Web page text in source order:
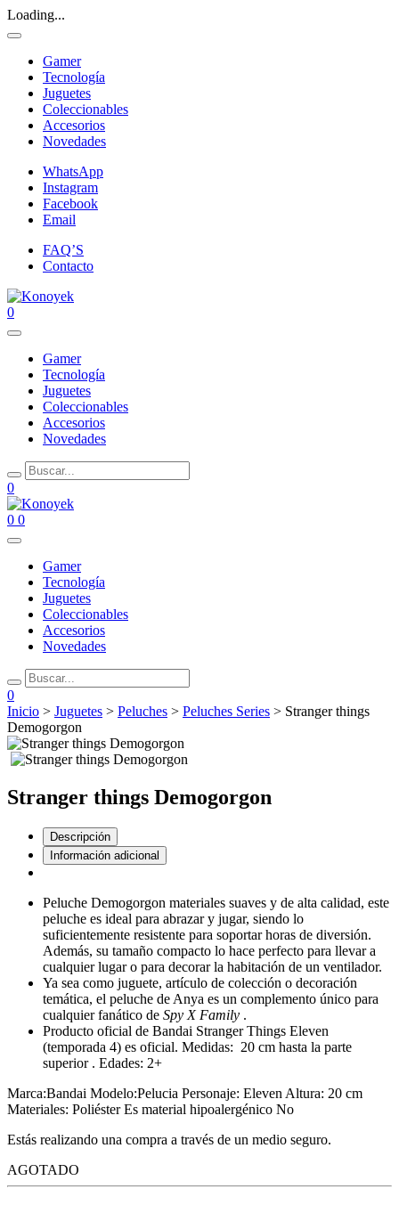
Loading...
Gamer
Tecnología
Juguetes
Coleccionables
Accesorios
Novedades
WhatsApp
Instagram
Facebook
Email
FAQ’S
Contacto
0
Gamer
Tecnología
Juguetes
Coleccionables
Accesorios
Novedades
0
0 0
Gamer
Tecnología
Juguetes
Coleccionables
Accesorios
Novedades
0
Inicio > Juguetes > Peluches > Peluches Series > Stranger things
Demogorgon
Stranger things Demogorgon
Descripción
Información adicional
Peluche Demogorgon materiales suaves y de alta calidad, este
peluche es ideal para abrazar y jugar, siendo lo
suficientemente resistente para soportar horas de diversión.
Además, su tamaño compacto lo hace perfecto para llevar a
cualquier lugar o para decorar la habitación de un ventilador.
Ya sea como juguete, artículo de colección o decoración
temática, el peluche de Anya es un complemento único para
cualquier fanático de Spy X Family .
Producto oficial de Bandai Stranger Things Eleven
(temporada 4) es oficial. Medidas: 20 cm hasta la parte
superior . Edades: 2+
Marca:Bandai Modelo:Pelucia Personaje: Eleven Altura: 20 cm
Materiales: Poliéster Es material hipoalergénico No
Estás realizando una compra a través de un medio seguro.
AGOTADO